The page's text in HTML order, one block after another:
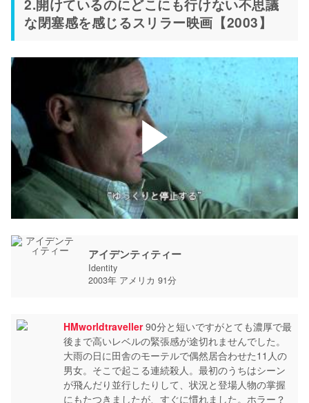
2.開けているのにどこにも行けない不思議
な閉塞感を感じるスリラー映画【2003】
アイデンティティー
Identity
2003年 アメリカ 91分
HMworldtraveller90分と短いですがとても濃厚で最
後まで高いレベルの緊張感が途切れませんでした。
大雨の日に田舎のモーテルで偶然居合わせた11人の
男女。そこで起こる連続殺人。最初のうちはシーン
が飛んだり並行したりして、状況と登場人物の掌握
にもたつきましたが、すぐに慣れました。ホラー？